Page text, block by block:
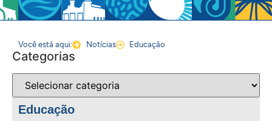
Você está aqui: Notícias Educação
Categorias
Educação